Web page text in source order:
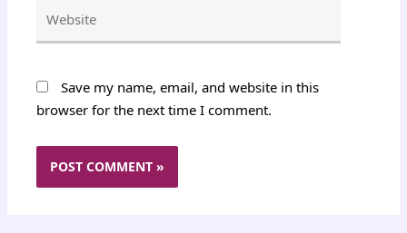
Save my name, email, and website in this
browser for the next time I comment.